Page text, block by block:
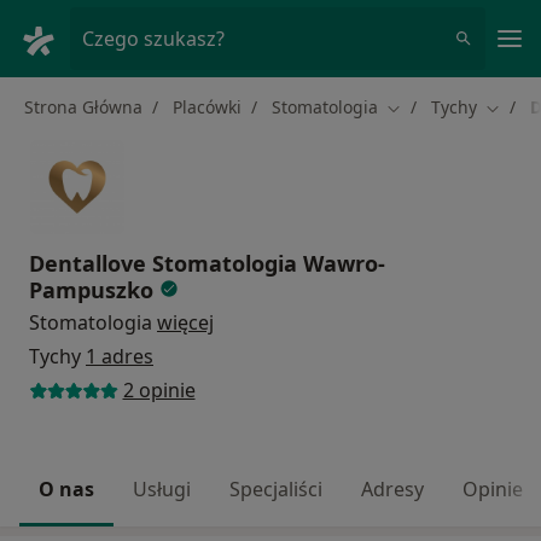
Czego szukasz?
Strona Główna Placówki Stomatologia Zmień miasto
Tychy
Dentallove Stomatologia Wawro-
Pampuszko
Stomatologia więcej
Tychy 1 adres
2 opinie
O nas Usługi Specjaliści Adresy Opinie